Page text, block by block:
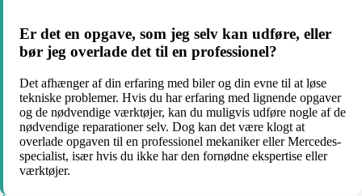
Er det en opgave, som jeg selv kan udføre, eller
bør jeg overlade det til en professionel?
Det afhænger af din erfaring med biler og din evne til at løse
tekniske problemer. Hvis du har erfaring med lignende opgaver
og de nødvendige værktøjer, kan du muligvis udføre nogle af de
nødvendige reparationer selv. Dog kan det være klogt at
overlade opgaven til en professionel mekaniker eller Mercedes-
specialist, især hvis du ikke har den fornødne ekspertise eller
værktøjer.